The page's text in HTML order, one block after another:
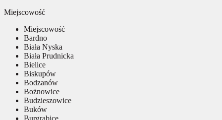
Miejscowość
Miejscowość
Bardno
Biała Nyska
Biała Prudnicka
Bielice
Biskupów
Bodzanów
Bożnowice
Budzieszowice
Buków
Burgrabice